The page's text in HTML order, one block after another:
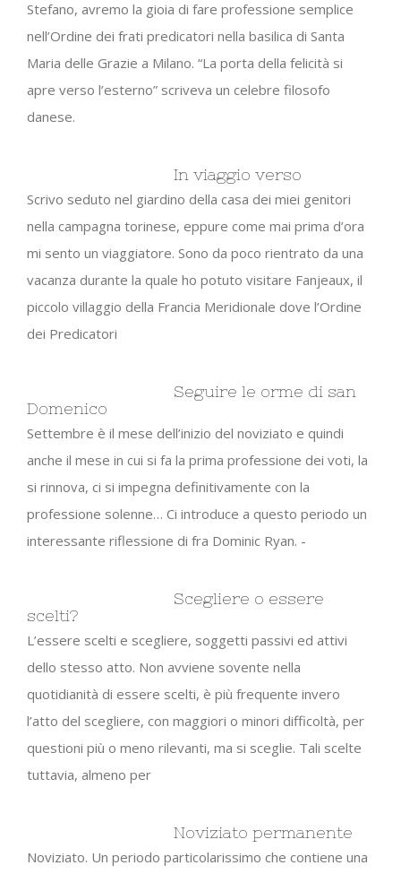
Stefano, avremo la gioia di fare professione semplice
nell’Ordine dei frati predicatori nella basilica di Santa
Maria delle Grazie a Milano. “La porta della felicità si
apre verso l’esterno” scriveva un celebre filosofo
danese.
In viaggio verso
Scrivo seduto nel giardino della casa dei miei genitori
nella campagna torinese, eppure come mai prima d’ora
mi sento un viaggiatore. Sono da poco rientrato da una
vacanza durante la quale ho potuto visitare Fanjeaux, il
piccolo villaggio della Francia Meridionale dove l’Ordine
dei Predicatori
Seguire le orme di san
Domenico
Settembre è il mese dell’inizio del noviziato e quindi
anche il mese in cui si fa la prima professione dei voti, la
si rinnova, ci si impegna definitivamente con la
professione solenne… Ci introduce a questo periodo un
interessante riflessione di fra Dominic Ryan. -
Scegliere o essere
scelti?
L’essere scelti e scegliere, soggetti passivi ed attivi
dello stesso atto. Non avviene sovente nella
quotidianità di essere scelti, è più frequente invero
l’atto del scegliere, con maggiori o minori difficoltà, per
questioni più o meno rilevanti, ma si sceglie. Tali scelte
tuttavia, almeno per
Noviziato permanente
Noviziato. Un periodo particolarissimo che contiene una